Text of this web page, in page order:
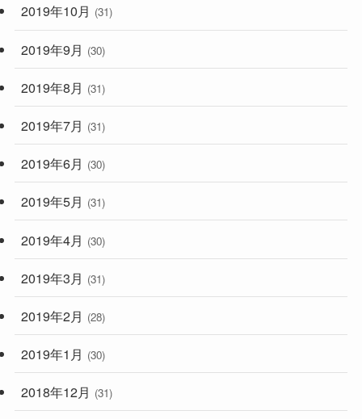
2019年10月 (31)
2019年9月 (30)
2019年8月 (31)
2019年7月 (31)
2019年6月 (30)
2019年5月 (31)
2019年4月 (30)
2019年3月 (31)
2019年2月 (28)
2019年1月 (30)
2018年12月 (31)